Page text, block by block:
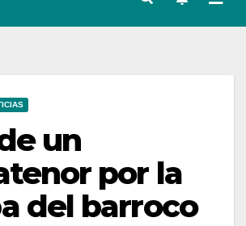
un
por la
del barroco